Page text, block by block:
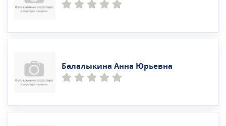
Балалыкина Анна Юрьевна